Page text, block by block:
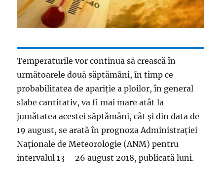
Temperaturile vor continua să crească în
următoarele două săptămâni, în timp ce
probabilitatea de apariţie a ploilor, în general
slabe cantitativ, va fi mai mare atât la
jumătatea acestei săptămâni, cât şi din data de
19 august, se arată în prognoza Administraţiei
Naţionale de Meteorologie (ANM) pentru
intervalul 13 – 26 august 2018, publicată luni.